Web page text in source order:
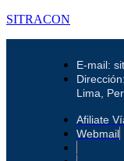
SITRACON
E-mail:
Lima,
Afiliate
Webmail